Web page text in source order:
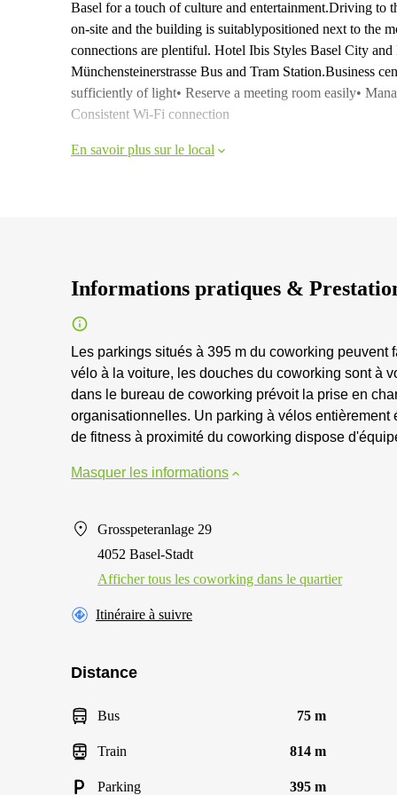
Basel for a touch of culture and entertainment.Driving to
on-site and the building is suitablypositioned next to the
connections are plentiful. Hotel Ibis Styles Basel City
Münchensteinerstrasse Bus and Tram Station.Business
sufficiently of light• Reserve a meeting room easily•
Consistent Wi-Fi connection
En savoir plus sur le local
Informations pratiques &
Les parkings situés à 395 m du coworking
vélo à la voiture, les douches du coworking sont à
dans le bureau de coworking prévoit la prise en
organisationnelles. Un parking à vélos
de fitness à proximité du coworking dispose
Masquer les informations
Grosspeteranlage 29
4052 Basel-Stadt
Afficher tous les сoworking dans le quartier
Itinéraire à suivre
Distance
Bus 75 m
Train 814 m
Parking 395 m